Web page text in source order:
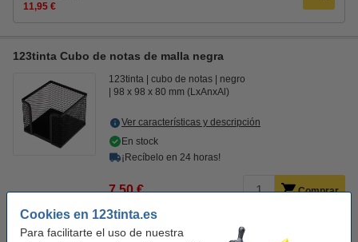
Cookies en 123tinta.es
Para facilitarte el uso de nuestra
11,95 €
123tinta Cubo de notas de malla negra
123tinta cubo de notas
negro
98 x 98 x 80 mm (LxAnxAl)
Ver características y descripción
En stock
¡Recíbelo en 24 horas!
7,50 € Comprar
Consejo: añade